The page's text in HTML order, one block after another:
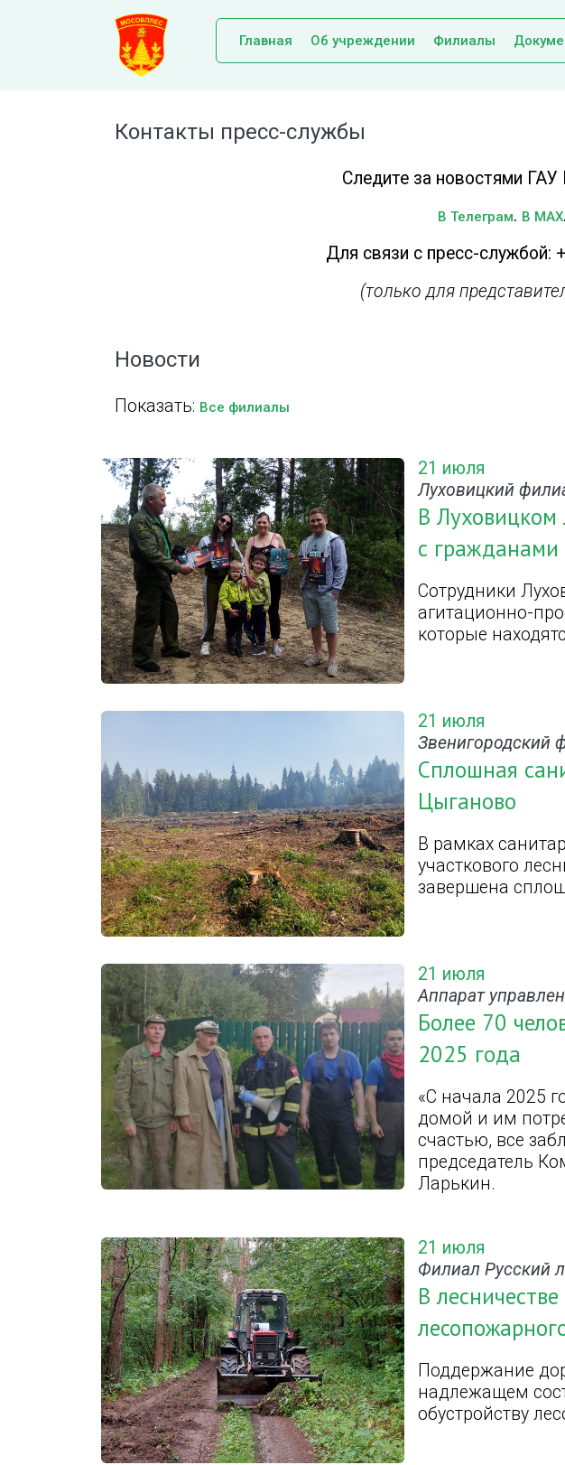
Главная Об учреждении Филиалы
Контакты пресс-службы
Следите за новостями
В Телеграм. В MAX.
Для связи с пресс-службой:
(только для
Новости
Показать: Все филиалы
21 июля
Луховицкий
В Луховицком
с гражданами
Сотрудники
агитационно-
которые
21 июля
Звенигородский
Сплошная
Цыганово
В рамках
участкового
завершена
21 июля
Аппарат
Более 70
2025 года
«С начала 2025
домой и им
счастью, все
председатель
Ларькин.
21 июля
Филиал Русский
В
Поддержание
надлежащем
обустройству